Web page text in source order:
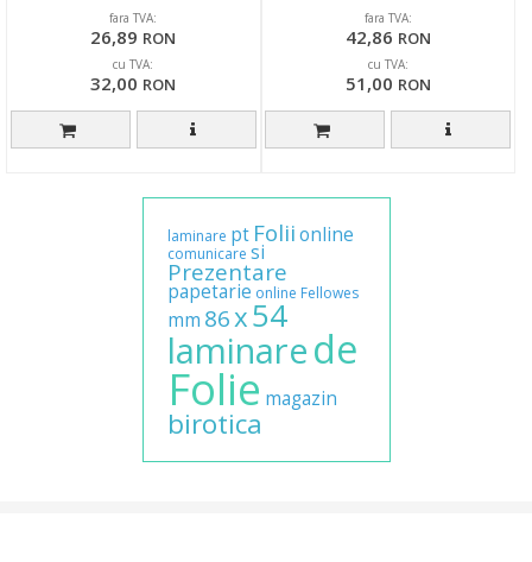
fara TVA:
26,89 RON
cu TVA:
32,00 RON
fara TVA:
42,86 RON
cu TVA:
51,00 RON
laminare pt Foliionline
comunicare si
Prezentare
papetarie online Fellowes
mm 86x54
laminarede
Folie magazin
birotica